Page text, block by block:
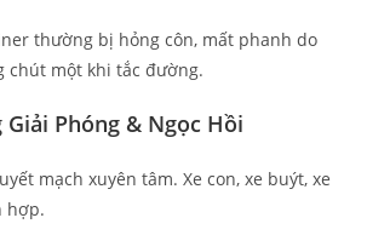
thường bị hỏng côn, mất phanh do
chút một khi tắc đường.
Phóng & Ngọc Hồi
mạch xuyên tâm. Xe con, xe buýt, xe
hợp.